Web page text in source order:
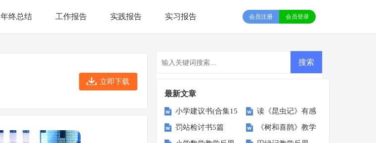
年终总结 工作报告 实践报告 实习报告 会员登录
会员注册
立即下载
最新文章
小学建议书(合集15
篇)
读《昆虫记》有感
【热】
罚站检讨书5篇 《树和喜鹊》教学